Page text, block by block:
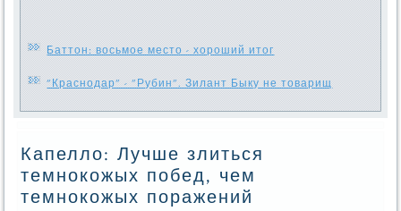
Баттон: восьмое место - хороший итог
"Краснодар" - "Рубин". Зилант Быку не товарищ
Капелло: Лучше злиться
темнокожых побед, чем
темнокожых поражений